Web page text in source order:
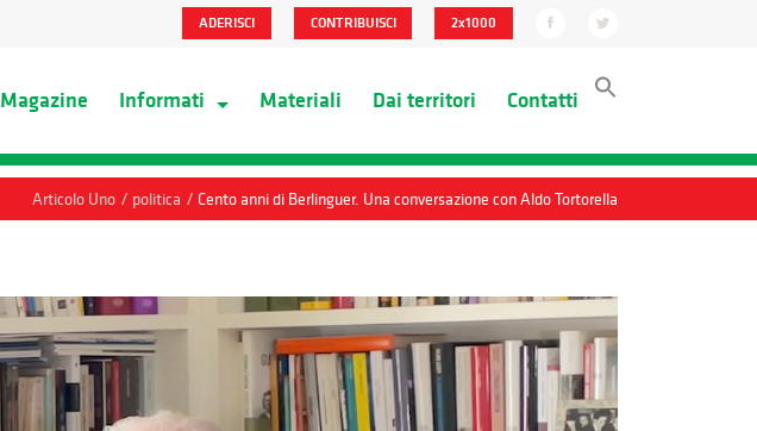
ADERISCI CONTRIBUISCI 2x1000
Magazine Informati Materiali Dai territori Contatti
Articolo Uno / politica / Cento anni di Berlinguer. Una conversazione con Aldo Tortorella